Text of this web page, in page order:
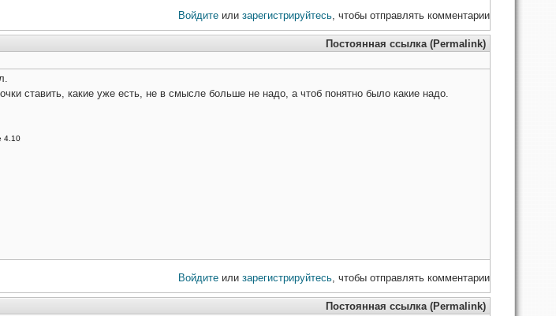
Войдите или зарегистрируйтесь, чтобы отправлять комментарии
Постоянная ссылка (Permalink)
ставить, какие уже есть, не в смысле больше не надо, а чтоб понятно было какие надо.
4.10
Войдите или зарегистрируйтесь, чтобы отправлять комментарии
Постоянная ссылка (Permalink)